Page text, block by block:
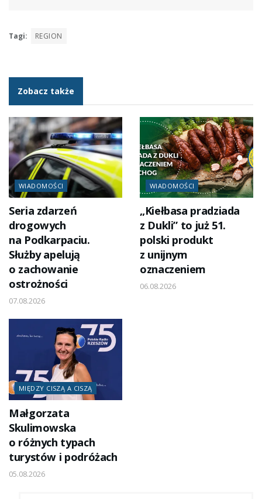
Tagi: REGION
Zobacz także
WIADOMOŚCI
Seria zdarzeń
drogowych
na Podkarpaciu.
Służby apelują
o zachowanie
ostrożności
07.08.2026
WIADOMOŚCI
„Kiełbasa pradziada
z Dukli” to już 51.
polski produkt
z unijnym
oznaczeniem
06.08.2026
MIĘDZY CISZĄ A CISZĄ
Małgorzata
Skulimowska
o różnych typach
turystów i podróżach
05.08.2026